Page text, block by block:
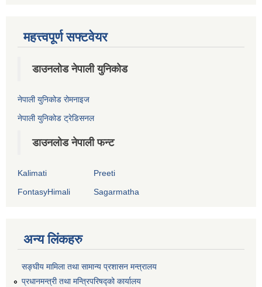
महत्त्वपूर्ण सफ्टवेयर
डाउनलोड नेपाली युनिकोड
नेपाली युनिकोड रोमनाइज
नेपाली युनिकोड ट्रेडिसनल
डाउनलोड नेपाली फन्ट
Kalimati
Preeti
FontasyHimali
Sagarmatha
अन्य लिंकहरु
सङ्‍घीय मामिला तथा सामान्य प्रशासन मन्त्रालय
प्रधानमन्त्री तथा मन्त्रिपरिषद्को कार्यालय